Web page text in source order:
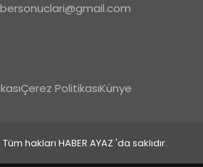
Çerez PolitikasıKünye
hakları HABER AYAZ 'da saklıdır.